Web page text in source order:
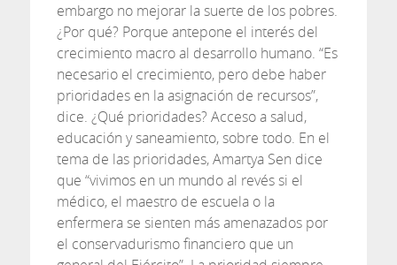
embargo no mejorar la suerte de los pobres.
¿Por qué? Porque antepone el interés del
crecimiento macro al desarrollo humano. “Es
necesario el crecimiento, pero debe haber
prioridades en la asignación de recursos”,
dice. ¿Qué prioridades? Acceso a salud,
educación y saneamiento, sobre todo. En el
tema de las prioridades, Amartya Sen dice
que “vivimos en un mundo al revés si el
médico, el maestro de escuela o la
enfermera se sienten más amenazados por
el conservadurismo financiero que un